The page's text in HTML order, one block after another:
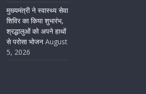
मुख्यमंत्री ने स्वास्थ्य सेवा
शिविर का किया शुभारंभ,
श्रद्धालुओं को अपने हाथों
से परोसा भोजन August
5, 2026